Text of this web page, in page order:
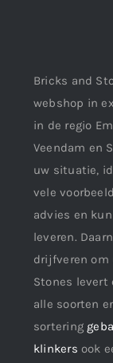
Bricks and
webshop in
in de regio
Veendam en
uw situatie,
vele
advies en
leveren.
drijfveren om
Stones
alle soorten
sortering
klinkers ook